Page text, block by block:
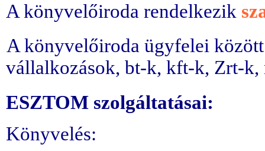
A könyvelőiroda rendelkezik
A könyvelőiroda ügyfelei
vállalkozások, bt-k, kft-k, Zrt-k,
ESZTOM szolgáltatásai:
Könyvelés: